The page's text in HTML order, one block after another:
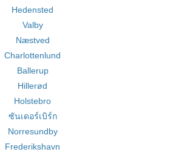
Hedensted
Valby
Næstved
Charlottenlund
Ballerup
Hillerød
Holstebro
ซันเดอร์เบิร์ก
Norresundby
Frederikshavn